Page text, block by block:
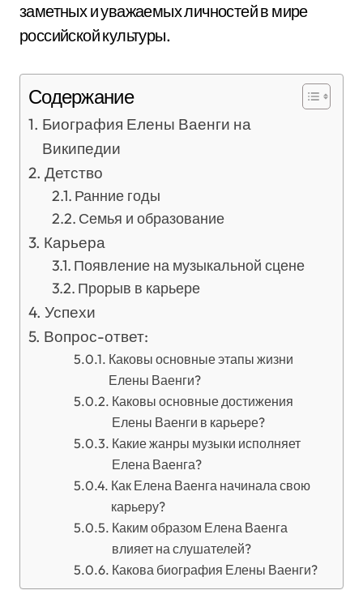
заметных и уважаемых личностей в мире
российской культуры.
Содержание
Биография Елены Ваенги на
Википедии
Детство
Ранние годы
Семья и образование
Карьера
Появление на музыкальной сцене
Прорыв в карьере
Успехи
Вопрос-ответ:
Каковы основные этапы жизни
Елены Ваенги?
Каковы основные достижения
Елены Ваенги в карьере?
Какие жанры музыки исполняет
Елена Ваенга?
Как Елена Ваенга начинала свою
карьеру?
Каким образом Елена Ваенга
влияет на слушателей?
Какова биография Елены Ваенги?